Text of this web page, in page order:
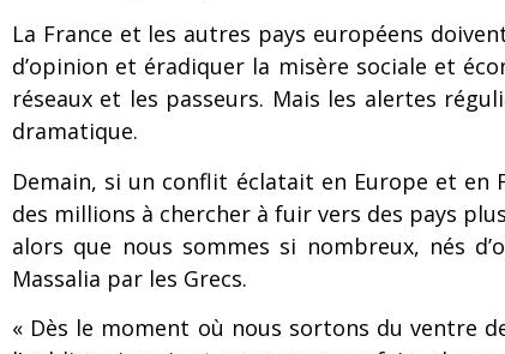
La France et les autres pays européens
d’opinion et éradiquer la misère sociale et
réseaux et les passeurs. Mais les alertes
dramatique.
Demain, si un conflit éclatait en Europe et
des millions à chercher à fuir vers des pays
alors que nous sommes si nombreux, nés
Massalia par les Grecs.
« Dès le moment où nous sortons du ventre